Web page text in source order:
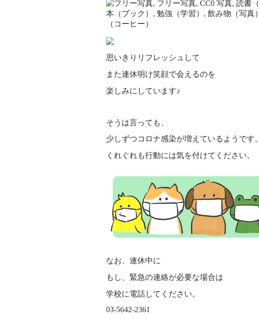
思いきりリフレッシュして
また連休明け笑顔で会えるのを
楽しみにしています♪
そうは言っても、
少しずつコロナ感染が増えているようです。
くれぐれも行動には気を付けてください。
なお、連休中に
もし、緊急の連絡が必要な場合は
学校に電話してください。
03-5642-2361